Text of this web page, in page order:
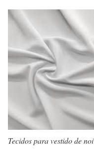
Tecidos para vestido de